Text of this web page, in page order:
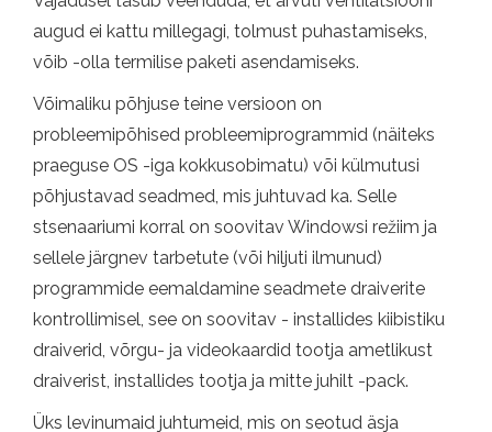
augud ei kattu millegagi, tolmust puhastamiseks,
võib -olla termilise paketi asendamiseks.
Võimaliku põhjuse teine ​​versioon on
probleemipõhised probleemiprogrammid (näiteks
praeguse OS -iga kokkusobimatu) või külmutusi
põhjustavad seadmed, mis juhtuvad ka. Selle
stsenaariumi korral on soovitav Windowsi režiim ja
sellele järgnev tarbetute (või hiljuti ilmunud)
programmide eemaldamine seadmete draiverite
kontrollimisel, see on soovitav - installides kiibistiku
draiverid, võrgu- ja videokaardid tootja ametlikust
draiverist, installides tootja ja mitte juhilt -pack.
Üks levinumaid juhtumeid, mis on seotud äsja